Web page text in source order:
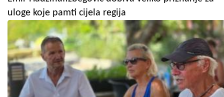
uloge koje pamti cijela regija